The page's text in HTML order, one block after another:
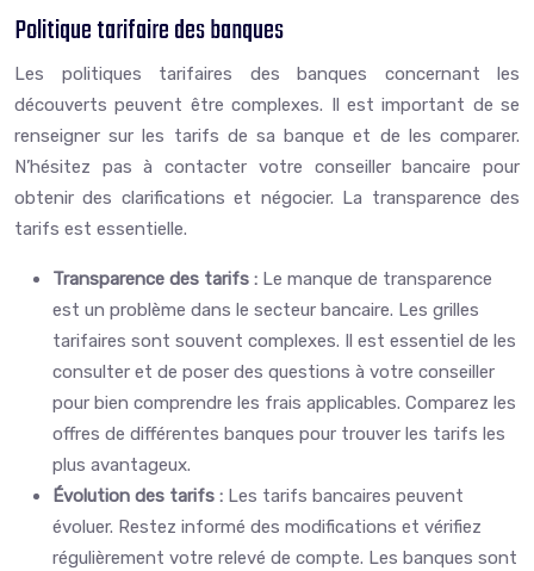
Politique tarifaire des banques
Les politiques tarifaires des banques concernant les
découverts peuvent être complexes. Il est important de se
renseigner sur les tarifs de sa banque et de les comparer.
N’hésitez pas à contacter votre conseiller bancaire pour
obtenir des clarifications et négocier. La transparence des
tarifs est essentielle.
Transparence des tarifs : Le manque de transparence
est un problème dans le secteur bancaire. Les grilles
tarifaires sont souvent complexes. Il est essentiel de les
consulter et de poser des questions à votre conseiller
pour bien comprendre les frais applicables. Comparez les
offres de différentes banques pour trouver les tarifs les
plus avantageux.
Évolution des tarifs : Les tarifs bancaires peuvent
évoluer. Restez informé des modifications et vérifiez
régulièrement votre relevé de compte. Les banques sont